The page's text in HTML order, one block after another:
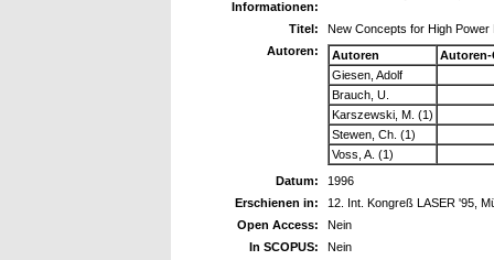
Informationen:
Titel:
New Concepts for High Power
Autoren:
Autoren
Autoren-
Giesen, Adolf
Brauch, U.
Karszewski, M. (1)
Stewen, Ch. (1)
Voss, A. (1)
Datum:
1996
Erschienen in:
12. Int. Kongreß LASER '95,
Open Access:
Nein
In SCOPUS:
Nein